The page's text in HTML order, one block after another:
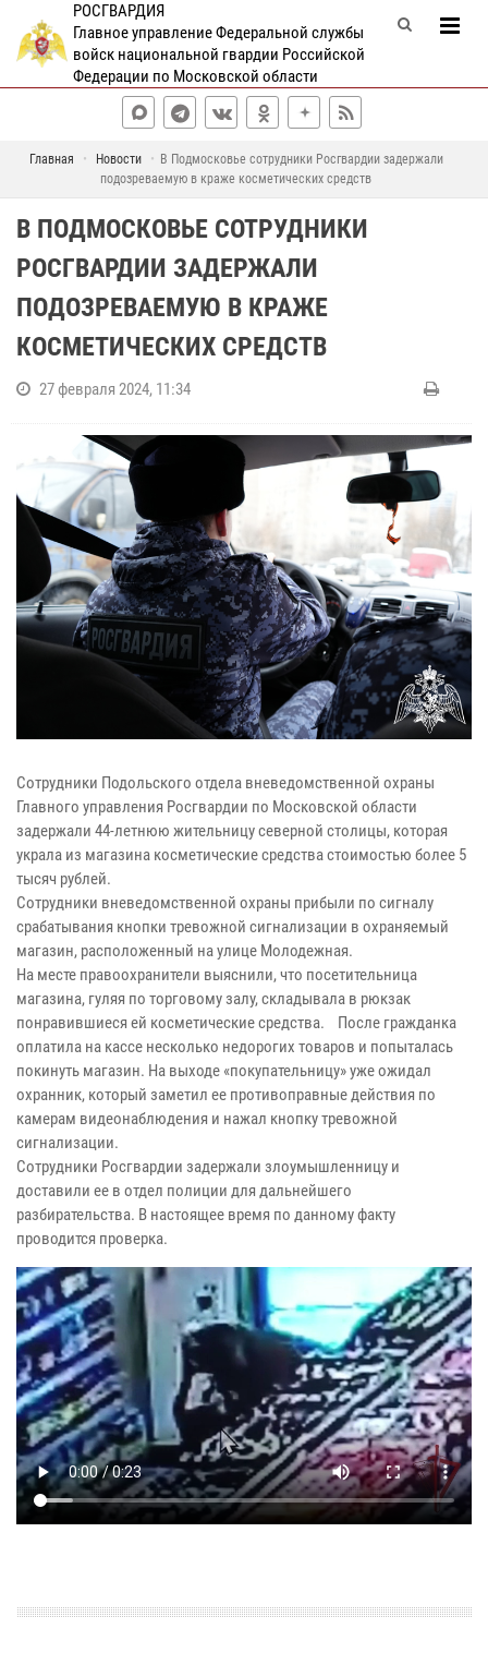
РОСГВАРДИЯ
Главное управление Федеральной службы
войск национальной гвардии Российской
Федерации по Московской области
Главная Новости
В Подмосковье сотрудники Росгвардии задержали
подозреваемую в краже косметических средств
В ПОДМОСКОВЬЕ СОТРУДНИКИ
РОСГВАРДИИ ЗАДЕРЖАЛИ
ПОДОЗРЕВАЕМУЮ В КРАЖЕ
КОСМЕТИЧЕСКИХ СРЕДСТВ
27 февраля 2024, 11:34
Сотрудники Подольского отдела вневедомственной охраны
Главного управления Росгвардии по Московской области
задержали 44-летнюю жительницу северной столицы, которая
украла из магазина косметические средства стоимостью более 5
тысяч рублей.
Сотрудники вневедомственной охраны прибыли по сигналу
срабатывания кнопки тревожной сигнализации в охраняемый
магазин, расположенный на улице Молодежная.
На месте правоохранители выяснили, что посетительница
магазина, гуляя по торговому залу, складывала в рюкзак
понравившиеся ей косметические средства. После гражданка
оплатила на кассе несколько недорогих товаров и попыталась
покинуть магазин. На выходе «покупательницу» уже ожидал
охранник, который заметил ее противоправные действия по
камерам видеонаблюдения и нажал кнопку тревожной
сигнализации.
Сотрудники Росгвардии задержали злоумышленницу и
доставили ее в отдел полиции для дальнейшего
разбирательства. В настоящее время по данному факту
проводится проверка.